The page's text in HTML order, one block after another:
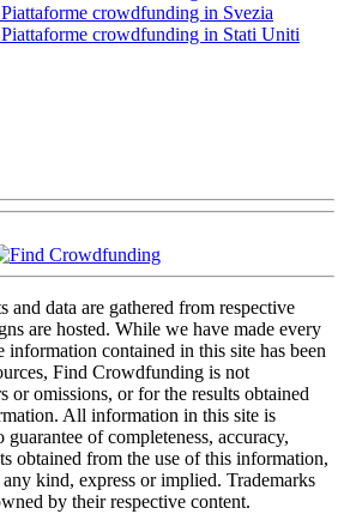
crowdfunding in Svezia
crowdfunding in Stati Uniti
data are gathered from respective
are hosted. While we have made every
information contained in this site has been
Find Crowdfunding is not
or omissions, or for the results obtained
All information in this site is
of completeness, accuracy,
obtained from the use of this information,
kind, express or implied. Trademarks
by their respective content.